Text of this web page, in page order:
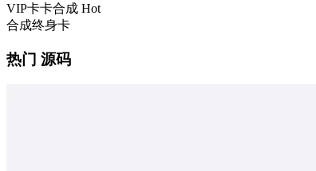
VIP卡卡合成 Hot
合成终身卡
热门 源码